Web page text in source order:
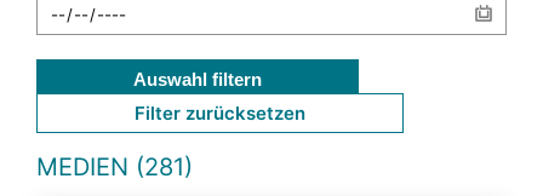
Auswahl filtern
Filter zurücksetzen
MEDIEN (281)